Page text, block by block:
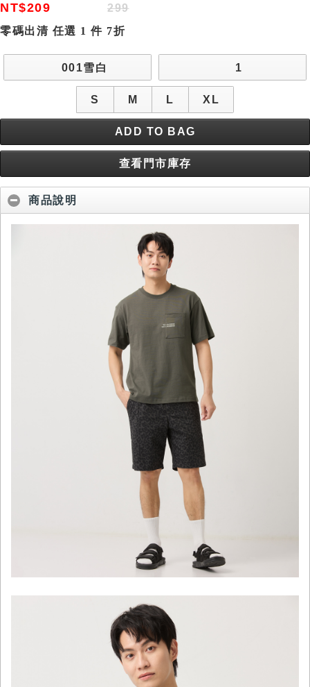
NT$209
299
零碼出清 任選 1 件 7折
001雪白 1
S M L XL
ADD TO BAG
查看門市庫存
商品說明